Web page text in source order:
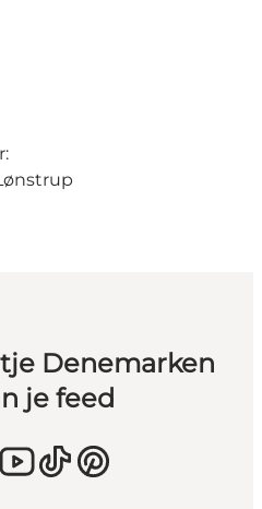
Denemarken
je feed